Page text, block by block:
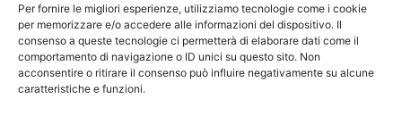
Per fornire le migliori esperienze, utilizziamo tecnologie come i cookie
per memorizzare e/o accedere alle informazioni del dispositivo. Il
consenso a queste tecnologie ci permetterà di elaborare dati come il
comportamento di navigazione o ID unici su questo sito. Non
acconsentire o ritirare il consenso può influire negativamente su alcune
caratteristiche e funzioni.
clienti@officinefvg.it
info@officinefvg.it
posta@officinefvgpec.It